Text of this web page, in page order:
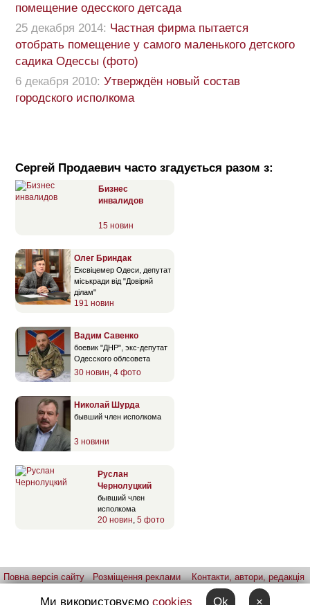
помещение одесского детсада
25 декабря 2014: Частная фирма пытается
отобрать помещение у самого маленького детского
садика Одессы (фото)
6 декабря 2010: Утверждён новый состав
городского исполкома
Сергей Продаевич часто згадується разом з:
Бизнес
инвалидов
15 новин
Олег Бриндак
Ексвіцемер Одеси, депутат
міськради від "Довіряй
ділам"
191 новин
Вадим Савенко
боевик "ДНР", экс-депутат
Одесского облсовета
30 новин 4 фото
Николай Шурда
бывший член исполкома
3 новини
Руслан
Чернолуцкий
бывший член
исполкома
20 новин 5 фото
Повна версія сайту Розміщення реклами
Контакти, автори, редакція
Android
Ми використовуємо cookies Ok ×